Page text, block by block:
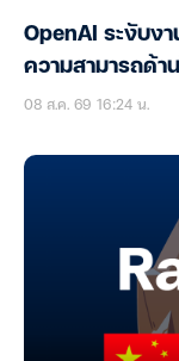
OpenAI ระงับง
ความสามารถด้า
08 ส.ค. 69 16:24 น.